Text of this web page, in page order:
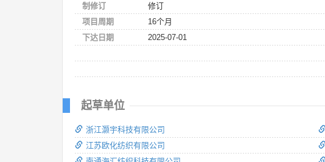
制修订
修订
项目周期
16个月
下达日期
2025-07-01
起草单位
浙江灏宇科技有限公司
江苏欧化纺织有限公司